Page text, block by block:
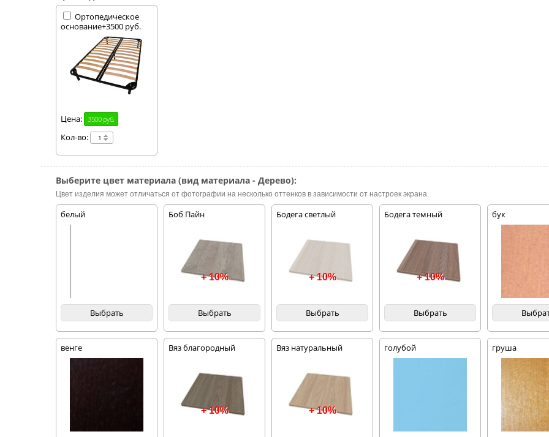
Ортопедическое
основание+3500 руб.
Цена: 3500 руб.
Кол-во:
Выберите цвет материала (вид материала - Дерево):
Цвет изделия может отличаться от фотографии на несколько оттенков в зависимости от настроек экрана.
белый
Выбрать
Боб Пайн
+ 10%
Выбрать
Бодега светлый
+ 10%
Выбрать
Бодега темный
+ 10%
Выбрать
бук
венге
Вяз благородный
+ 10%
Вяз натуральный
+ 10%
голубой груша